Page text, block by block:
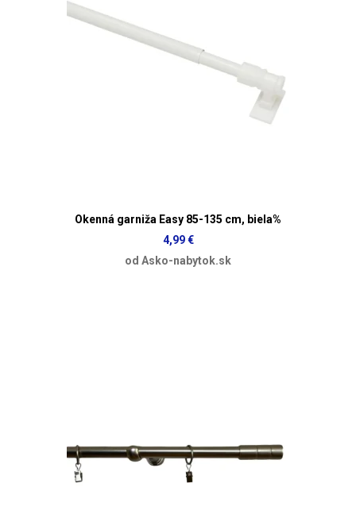
Okenná garniža Easy 85-135 cm, biela%
4,99 €
od Asko-nabytok.sk